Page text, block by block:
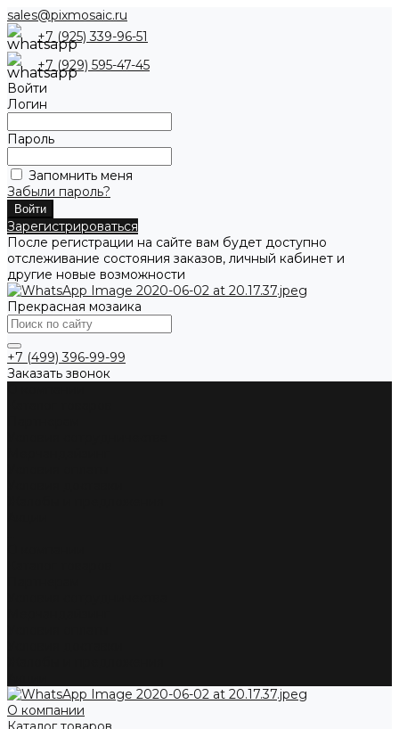
sales@pixmosaic.ru
+7 (925) 339-96-51
+7 (929) 595-47-45
Войти
Логин
Пароль
Запомнить меня
Забыли пароль?
Зарегистрироваться
После регистрации на сайте вам будет доступно
отслеживание состояния заказов, личный кабинет и
другие новые возможности
Прекрасная мозаика
+7 (499) 396-99-99
Заказать звонок
О компании